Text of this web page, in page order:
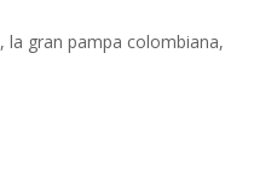
la gran pampa colombiana,